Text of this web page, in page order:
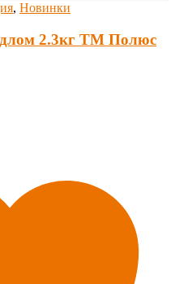
, Новинки
2.3кг ТМ Полюс